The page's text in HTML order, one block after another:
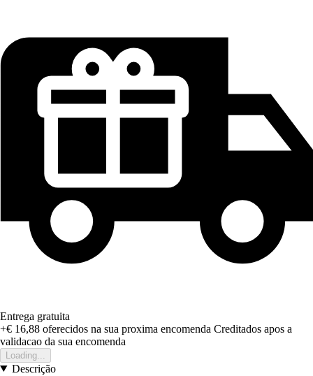
Entrega gratuita
+€ 16,88 oferecidos na sua proxima encomenda Creditados apos a
validacao da sua encomenda
Loading...
Descrição